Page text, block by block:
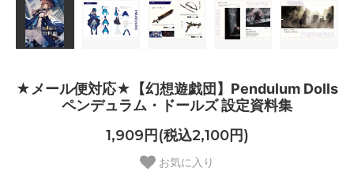
★メール便対応★【幻想遊戯団】Pendulum Dolls
ペンデュラム・ドールズ 設定資料集
1,909円(税込2,100円)
お気に入り